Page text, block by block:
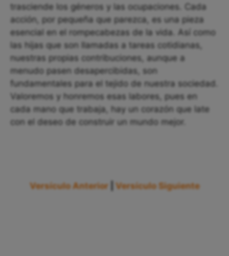
trasciende los géneros y las ocupaciones. Cada
acción, por pequeña que parezca, es una pieza
esencial en el rompecabezas de la vida. Así como
las hijas que son llamadas a tareas cotidianas,
nuestras propias contribuciones, aunque a
menudo pasen desapercibidas, son
fundamentales para el tejido de nuestra sociedad.
Valoremos y honremos esas labores, pues en
cada mano que trabaja, hay un corazón que late
con el deseo de construir un mundo mejor.
Versículo Anterior Versículo Siguiente